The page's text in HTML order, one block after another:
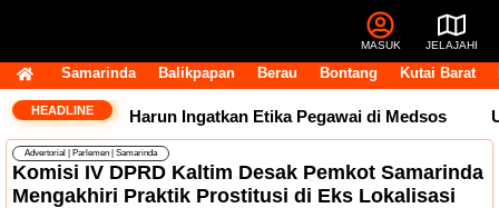
MASUK JELAJAHI
Samarinda Balikpapan Berau Bontang Kutai Barat
HEADLINEAndi Harun Ingatkan Etika Pegawai di Medsos
Advertorial Parlemen Samarinda
Komisi IV DPRD Kaltim Desak Pemkot Samarinda
Mengakhiri Praktik Prostitusi di Eks Lokalisasi